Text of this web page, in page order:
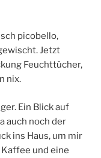
picobello,
Jetzt
Feuchttücher,
nix.
Ein Blick auf
auch noch der
ins Haus, um mir
und eine